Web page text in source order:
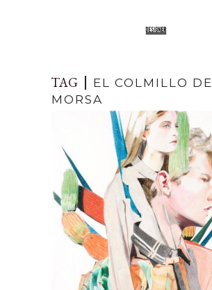
TAG
EL COLMILLO DE
MORSA